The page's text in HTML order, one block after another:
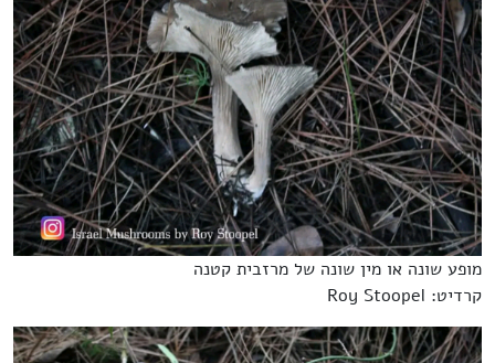
מופע שונה או מין שונה של מרזבית קטנה
קרדיט: Roy Stoopel